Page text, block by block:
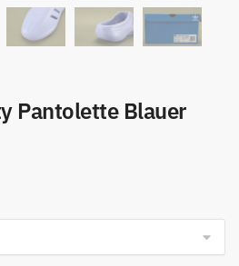
Pantolette Blauer